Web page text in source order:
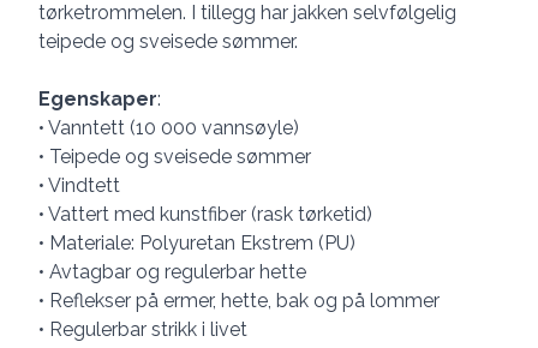
tørketrommelen. I tillegg har jakken selvfølgelig
teipede og sveisede sømmer.
Egenskaper:
• Vanntett (10 000 vannsøyle)
• Teipede og sveisede sømmer
• Vindtett
• Vattert med kunstfiber (rask tørketid)
• Materiale: Polyuretan Ekstrem (PU)
• Avtagbar og regulerbar hette
• Reflekser på ermer, hette, bak og på lommer
• Regulerbar strikk i livet